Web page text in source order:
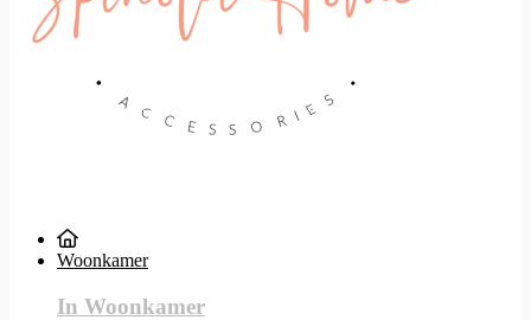
Woonkamer
In Woonkamer